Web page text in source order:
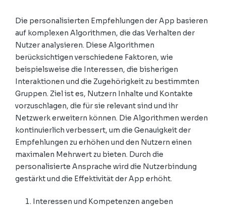
Die personalisierten Empfehlungen der App basieren
auf komplexen Algorithmen, die das Verhalten der
Nutzer analysieren. Diese Algorithmen
berücksichtigen verschiedene Faktoren, wie
beispielsweise die Interessen, die bisherigen
Interaktionen und die Zugehörigkeit zu bestimmten
Gruppen. Ziel ist es, Nutzern Inhalte und Kontakte
vorzuschlagen, die für sie relevant sind und ihr
Netzwerk erweitern können. Die Algorithmen werden
kontinuierlich verbessert, um die Genauigkeit der
Empfehlungen zu erhöhen und den Nutzern einen
maximalen Mehrwert zu bieten. Durch die
personalisierte Ansprache wird die Nutzerbindung
gestärkt und die Effektivität der App erhöht.
Interessen und Kompetenzen angeben